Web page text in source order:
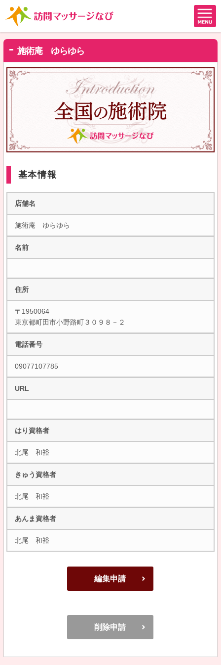
施術庵 ゆらゆら
基本情報
店舗名
施術庵 ゆらゆら
名前
住所
〒1950064
東京都町田市小野路町３０９８－２
電話番号
09077107785
URL
はり資格者
北尾 和裕
きゅう資格者
北尾 和裕
あんま資格者
北尾 和裕
編集申請
削除申請